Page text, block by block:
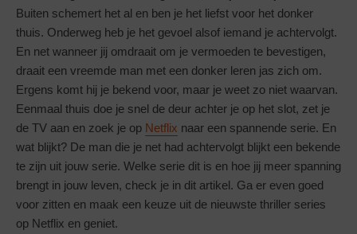
Buiten schemert het al en ben je het liefst voor het donker
thuis. Onderweg heb je het gevoel alsof iemand je achtervolgt.
En net wanneer jij omdraait om je vermoeden te bevestigen,
draait een vreemde man met een donker leren jas zich om.
Ergens komt hij je bekend voor, maar je weet zo niet waarvan.
Eenmaal thuis doe je snel de deur achter je op het slot, zet je
de TV aan en zoek je op Netflix naar een spannende serie. En
wat blijkt? De man die je net had achtervolgt blijkt een bekende
te zijn uit jouw serie. Welke serie dit is en hoe jij meer spanning
brengt in jouw leven, check je in dit artikel. Ga er even goed
voor zitten en maak een keuze uit de nieuwste thriller series
op Netflix en geniet.